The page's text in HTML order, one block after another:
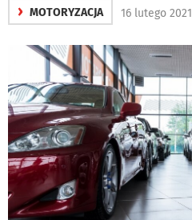
› MOTORYZACJA 16 lutego 2021